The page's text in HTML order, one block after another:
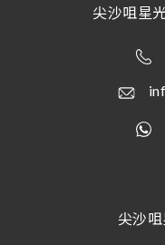
尖沙咀星
尖沙